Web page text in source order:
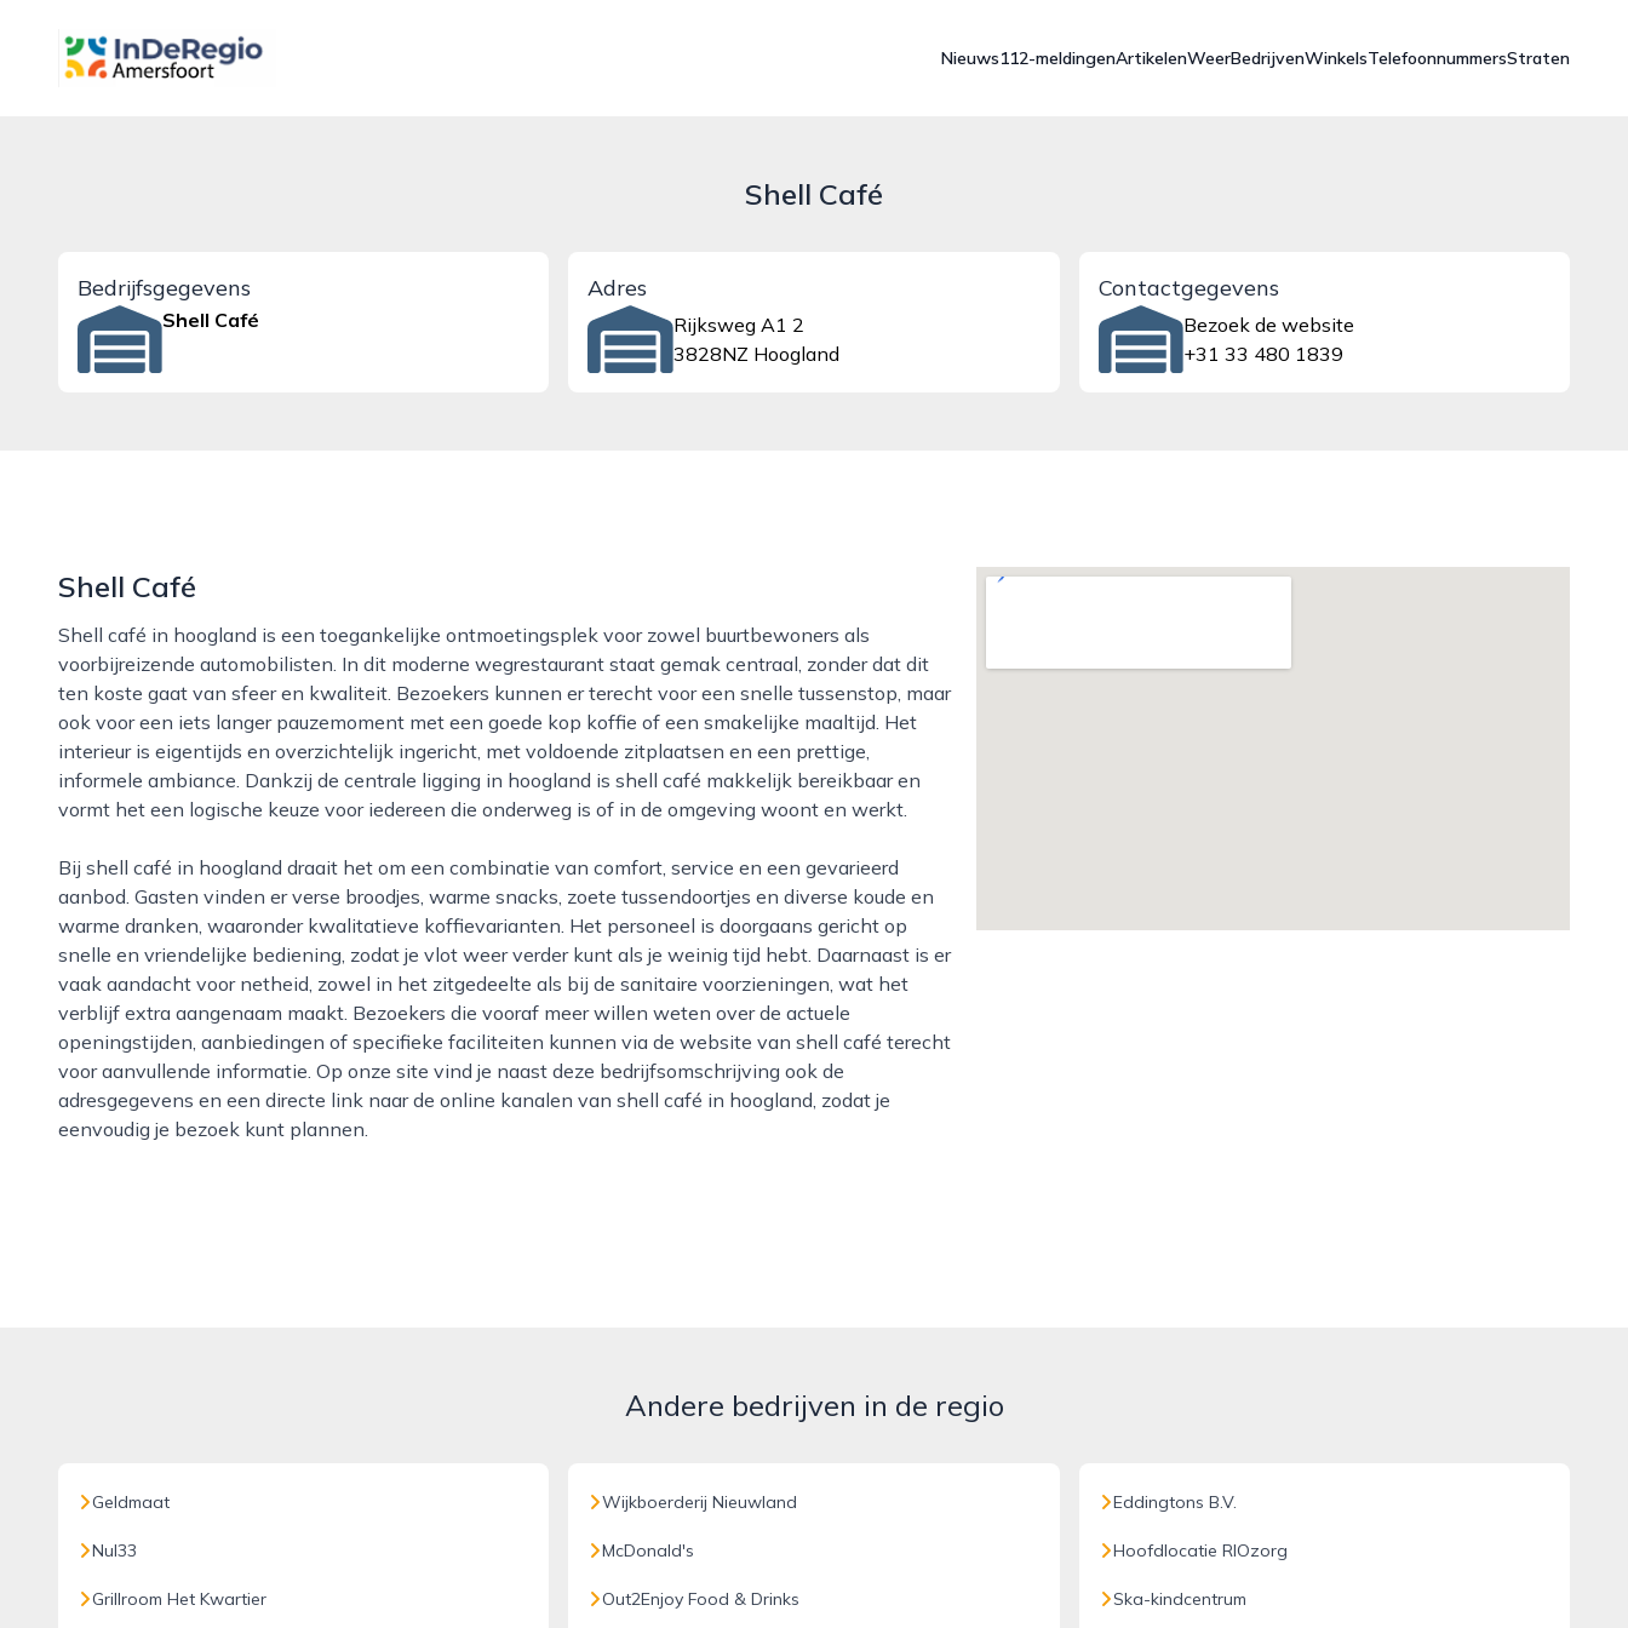
inderegioamersfoort.nl
Nieuws112-meldingenArtikelenWeerBedrijvenWinkelsTelefoonnummersStraten
Shell Café
Bedrijfsgegevens
Shell Café
Adres
Rijksweg A1 2
3828NZ Hoogland
Contactgegevens
Bezoek de website
+31 33 480 1839
Shell Café
Shell café in hoogland is een toegankelijke ontmoetingsplek voor zowel buurtbewoners als
voorbijreizende automobilisten. In dit moderne wegrestaurant staat gemak centraal, zonder dat dit
ten koste gaat van sfeer en kwaliteit. Bezoekers kunnen er terecht voor een snelle tussenstop, maar
ook voor een iets langer pauzemoment met een goede kop koffie of een smakelijke maaltijd. Het
interieur is eigentijds en overzichtelijk ingericht, met voldoende zitplaatsen en een prettige,
informele ambiance. Dankzij de centrale ligging in hoogland is shell café makkelijk bereikbaar en
vormt het een logische keuze voor iedereen die onderweg is of in de omgeving woont en werkt.
Bij shell café in hoogland draait het om een combinatie van comfort, service en een gevarieerd
aanbod. Gasten vinden er verse broodjes, warme snacks, zoete tussendoortjes en diverse koude en
warme dranken, waaronder kwalitatieve koffievarianten. Het personeel is doorgaans gericht op
snelle en vriendelijke bediening, zodat je vlot weer verder kunt als je weinig tijd hebt. Daarnaast is er
vaak aandacht voor netheid, zowel in het zitgedeelte als bij de sanitaire voorzieningen, wat het
verblijf extra aangenaam maakt. Bezoekers die vooraf meer willen weten over de actuele
openingstijden, aanbiedingen of specifieke faciliteiten kunnen via de website van shell café terecht
voor aanvullende informatie. Op onze site vind je naast deze bedrijfsomschrijving ook de
adresgegevens en een directe link naar de online kanalen van shell café in hoogland, zodat je
eenvoudig je bezoek kunt plannen.
Andere bedrijven in de regio
Geldmaat
Nul33
Grillroom Het Kwartier
Wijkboerderij Nieuwland
McDonald's
Out2Enjoy Food & Drinks
Eddingtons B.V.
Hoofdlocatie RIOzorg
Ska-kindcentrum